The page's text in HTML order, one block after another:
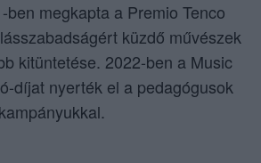
ben megkapta a Premio Tenco
küzdő művészek
kitüntetése. 2022-ben a Music
díjat nyerték el a pedagógusok